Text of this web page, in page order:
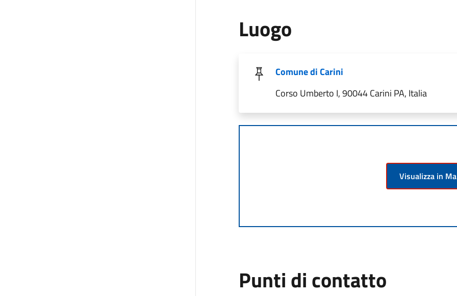
Luogo
Comune di Carini
Corso Umberto I, 90044 Carini PA, Italia
Visualizza in
Punti di contatto